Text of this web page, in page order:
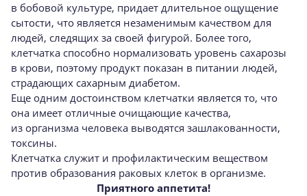
в бобовой культуре, придает длительное ощущение
сытости, что является незаменимым качеством для
людей, следящих за своей фигурой. Более того,
клетчатка способно нормализовать уровень сахарозы
в крови, поэтому продукт показан в питании людей,
страдающих сахарным диабетом.
Еще одним достоинством клетчатки является то, что
она имеет отличные очищающие качества,
из организма человека выводятся зашлакованности,
токсины.
Клетчатка служит и профилактическим веществом
против образования раковых клеток в организме.
Приятного аппетита!